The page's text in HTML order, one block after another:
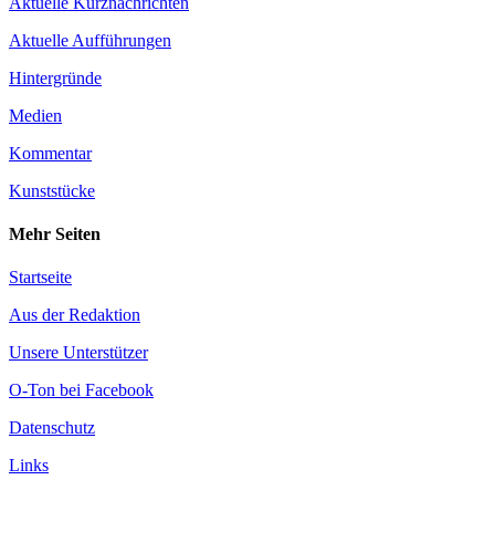
Aktuelle Aufführungen
Hintergründe
Medien
Kommentar
Kunststücke
Mehr Seiten
Startseite
Aus der Redaktion
Unsere Unterstützer
O-Ton bei Facebook
Datenschutz
Links